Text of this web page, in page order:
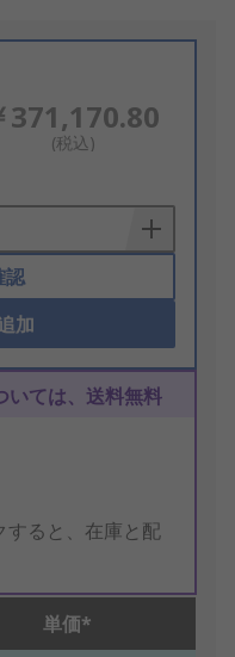
371,170.80
(税込)
認
加
いては、送料無料
すると、在庫と配
単価*